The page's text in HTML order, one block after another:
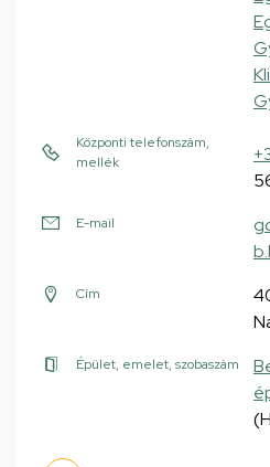
Központi telefonszám,
mellék
E-mail
Cím
Épület, emelet, szobaszám